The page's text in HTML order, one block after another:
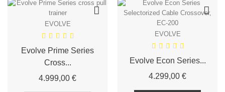
EVOLVE
Evolve Prime Series
Cross...
4.999,00 €Cena
EVOLVE
Evolve Econ Series...
4.299,00 €Cena